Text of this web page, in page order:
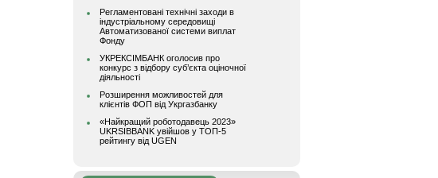
Регламентовані технічні заходи в
індустріальному середовищі
Автоматизованої системи виплат
Фонду
УКРЕКСІМБАНК оголосив про
конкурс з відбору суб’єкта оціночної
діяльності
Розширення можливостей для
клієнтів ФОП від Укргазбанку
«Найкращий роботодавець 2023»
UKRSIBBANK увійшов у ТОП-5
рейтингу від UGEN